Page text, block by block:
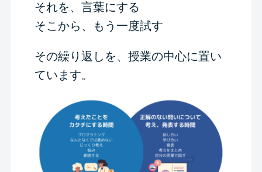
それを、言葉にする
そこから、もう一度試す
その繰り返しを、授業の中心に置い
ています。